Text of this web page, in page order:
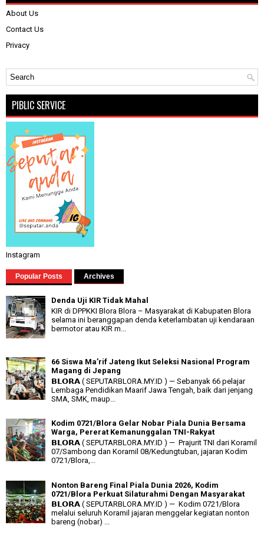
About Us
Contact Us
Privacy
PIBLIC SERVICE
Instagram
Popular Posts Archives
Denda Uji KIR Tidak Mahal
KIR di DPPKKI Blora Blora – Masyarakat di Kabupaten Blora
selama ini beranggapan denda keterlambatan uji kendaraan
bermotor atau KIR m...
66 Siswa Ma’rif Jateng Ikut Seleksi Nasional Program
Magang di Jepang
𝗕𝗟𝗢𝗥𝗔 ( SEPUTARBLORA.MY.ID ) — Sebanyak 66 pelajar
Lembaga Pendidikan Maarif Jawa Tengah, baik dari jenjang
SMA, SMK, maup...
Kodim 0721/Blora Gelar Nobar Piala Dunia Bersama
Warga, Pererat Kemanunggalan TNI-Rakyat
𝗕𝗟𝗢𝗥𝗔 ( SEPUTARBLORA.MY.ID ) — Prajurit TNI dari Koramil
07/Sambong dan Koramil 08/Kedungtuban, jajaran Kodim
0721/Blora,...
Nonton Bareng Final Piala Dunia 2026, Kodim
0721/Blora Perkuat Silaturahmi Dengan Masyarakat
𝗕𝗟𝗢𝗥𝗔 ( SEPUTARBLORA.MY.ID ) — Kodim 0721/Blora
melalui seluruh Koramil jajaran menggelar kegiatan nonton
bareng (nobar) ...